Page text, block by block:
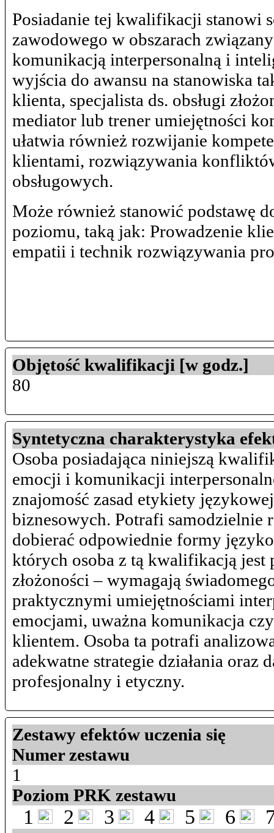
Posiadanie tej kwalifikacji stanowi
zawodowego w obszarach
komunikacją interpersonalną i
wyjścia do awansu na stanowiska
klienta, specjalista ds. obsługi
mediator lub trener umiejętności
ułatwia również rozwijanie
klientami, rozwiązywania
obsługowych.
Może również stanowić podstawę
poziomu, taką jak: Prowadzenie
empatii i technik rozwiązywania
Objętość kwalifikacji [w godz.]
80
Syntetyczna charakterystyka
Osoba posiadająca niniejszą
emocji i komunikacji
znajomość zasad etykiety
biznesowych. Potrafi samodzielnie
dobierać odpowiednie formy
których osoba z tą kwalifikacją jest
złożoności – wymagają
praktycznymi umiejętnościami
emocjami, uważna komunikacja
klientem. Osoba ta potrafi
adekwatne strategie działania oraz
profesjonalny i etyczny.
Zestawy efektów uczenia się
Numer zestawu
1
Poziom PRK zestawu
1 2 3 4 5 6